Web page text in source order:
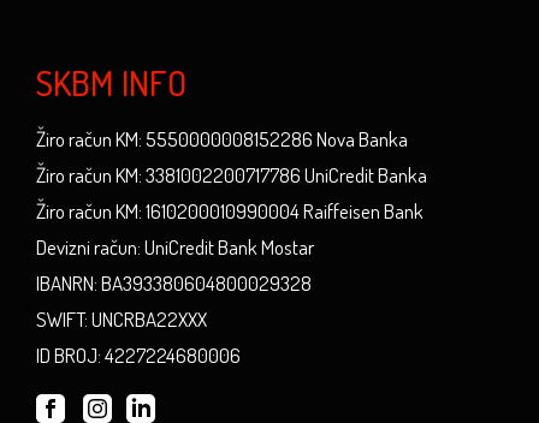
SKBM INFO
Žiro račun KM: 5550000008152286 Nova Banka
Žiro račun KM: 3381002200717786 UniCredit Banka
Žiro račun KM: 1610200010990004 Raiffeisen Bank
Devizni račun: UniCredit Bank Mostar
IBANRN: BA393380604800029328
SWIFT: UNCRBA22XXX
ID BROJ: 4227224680006